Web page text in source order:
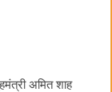
अमित शाह